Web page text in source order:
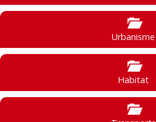
Urbanisme
Habitat